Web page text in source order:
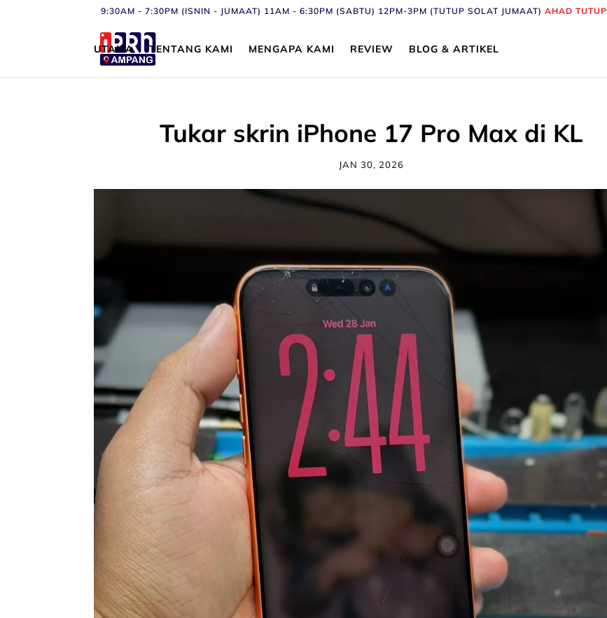
9:30AM - 7:30PM (ISNIN - JUMAAT) 11AM - 6:30PM (SABTU) 12PM-3PM (TUTUP SOLAT JUMAAT)AHAD TUTUP
UTAMA TENTANG KAMI MENGAPA KAMI REVIEW BLOG & ARTIKEL
Tukar skrin iPhone 17 Pro Max di KL
JAN 30, 2026